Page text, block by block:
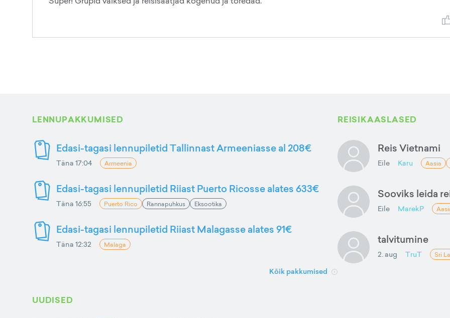
LENNUPAKKUMISED
Edasi-tagasi lennupiletid Tallinnast Armeeniasse al 208€
Täna 17:04 Armeenia
Edasi-tagasi lennupiletid Riiast Puerto Ricosse alates 633€
Täna 16:55 Puerto Rico Rannapuhkus Eksootika
Edasi-tagasi lennupiletid Riiast Malagasse alates 91€
Täna 12:32 Malaga
Kõik pakkumised
REISIKAASLASED
Reis Vietnami
Eile Karu Aasia
Sooviks leida
Eile MarekP
talvitumine
2. aug TruT Sri
UUDISED